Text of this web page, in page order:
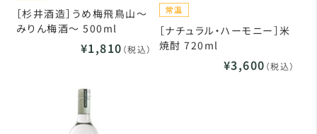
［杉井酒造］うめ梅飛鳥山～
みりん梅酒～ 500ml
¥1,810 （税込）
［ナチュラル・ハーモニー］米
焼酎 720ml
¥3,600 （税込）